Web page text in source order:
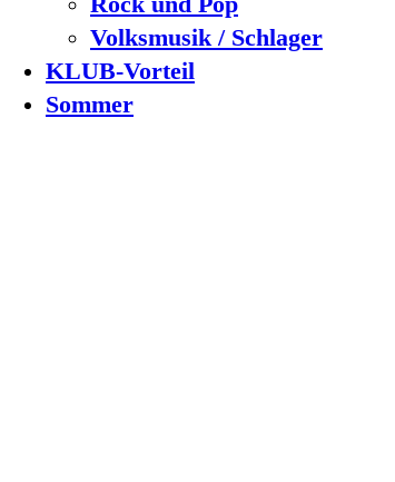
Volksmusik / Schlager
KLUB-Vorteil
Sommer